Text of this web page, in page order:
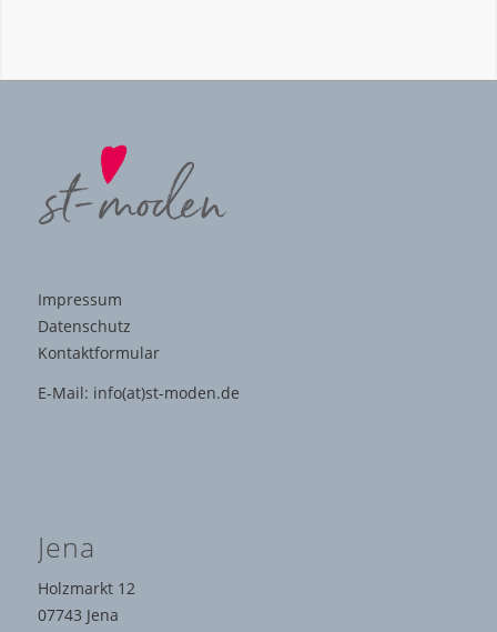
Impressum
Datenschutz
Kontaktformular
E-Mail: info(at)st-moden.de
Jena
Holzmarkt 12
07743 Jena